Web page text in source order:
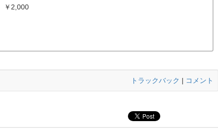
￥2,000
トラックバック | コメント